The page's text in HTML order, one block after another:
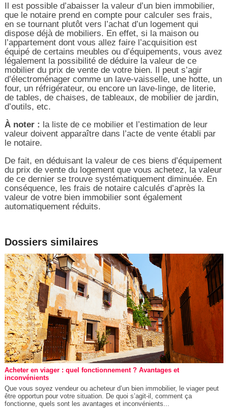
Il est possible d’abaisser la valeur d’un bien immobilier,
que le notaire prend en compte pour calculer ses frais,
en se tournant plutôt vers l’achat d’un logement qui
dispose déjà de mobiliers. En effet, si la maison ou
l’appartement dont vous allez faire l’acquisition est
équipé de certains meubles ou d’équipements, vous avez
légalement la possibilité de déduire la valeur de ce
mobilier du prix de vente de votre bien. Il peut s’agir
d’électroménager comme un lave-vaisselle, une hotte, un
four, un réfrigérateur, ou encore un lave-linge, de literie,
de tables, de chaises, de tableaux, de mobilier de jardin,
d’outils, etc.
À noter : la liste de ce mobilier et l’estimation de leur
valeur doivent apparaître dans l’acte de vente établi par
le notaire.
De fait, en déduisant la valeur de ces biens d’équipement
du prix de vente du logement que vous achetez, la valeur
de ce dernier se trouve systématiquement diminuée. En
conséquence, les frais de notaire calculés d’après la
valeur de votre bien immobilier sont également
automatiquement réduits.
Dossiers similaires
Acheter en viager : quel fonctionnement ? Avantages et
inconvénients
Que vous soyez vendeur ou acheteur d’un bien immobilier, le viager peut
être opportun pour votre situation. De quoi s’agit-il, comment ça
fonctionne, quels sont les avantages et inconvénients...